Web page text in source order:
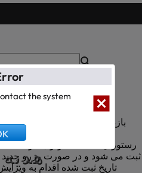
کارت
هدیه
بازدیدکننده گرامی، شما می
میزهای موجود در این
رستوران شناسه کاربری دارید
تاریخ ثبت شده اقدام به
the system